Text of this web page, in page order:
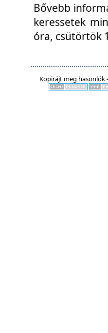
Bővebb
keressetek
óra, csütörtök
Kopirájt meg hasonlók